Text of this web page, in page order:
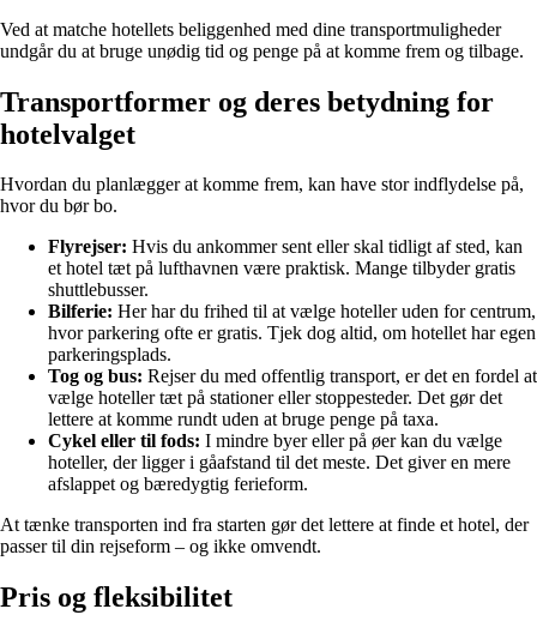
Ved at matche hotellets beliggenhed med dine transportmuligheder
undgår du at bruge unødig tid og penge på at komme frem og tilbage.
Transportformer og deres betydning for
hotelvalget
Hvordan du planlægger at komme frem, kan have stor indflydelse på,
hvor du bør bo.
Flyrejser: Hvis du ankommer sent eller skal tidligt af sted, kan
et hotel tæt på lufthavnen være praktisk. Mange tilbyder gratis
shuttlebusser.
Bilferie: Her har du frihed til at vælge hoteller uden for centrum,
hvor parkering ofte er gratis. Tjek dog altid, om hotellet har egen
parkeringsplads.
Tog og bus: Rejser du med offentlig transport, er det en fordel at
vælge hoteller tæt på stationer eller stoppesteder. Det gør det
lettere at komme rundt uden at bruge penge på taxa.
Cykel eller til fods: I mindre byer eller på øer kan du vælge
hoteller, der ligger i gåafstand til det meste. Det giver en mere
afslappet og bæredygtig ferieform.
At tænke transporten ind fra starten gør det lettere at finde et hotel, der
passer til din rejseform – og ikke omvendt.
Pris og fleksibilitet